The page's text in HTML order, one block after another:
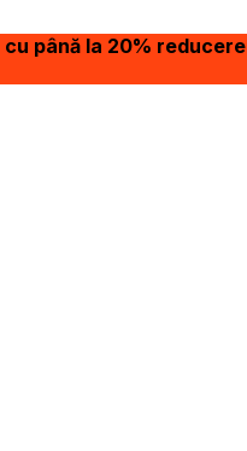
cu până la 20% reducere